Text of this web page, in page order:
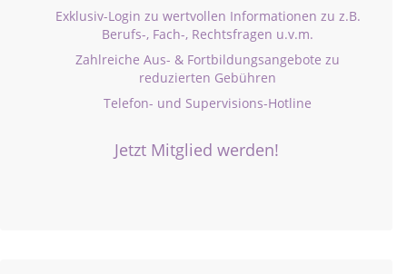
Exklusiv-Login zu wertvollen Informationen zu z.B.
Berufs-, Fach-, Rechtsfragen u.v.m.
Zahlreiche Aus- & Fortbildungsangebote zu
reduzierten Gebühren
Telefon- und Supervisions-Hotline
Jetzt Mitglied werden!